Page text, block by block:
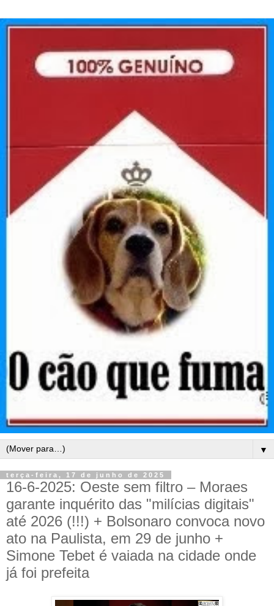
▼
terça-feira, 17 de junho de 2025
16-6-2025: Oeste sem filtro – Moraes
garante inquérito das "milícias digitais"
até 2026 (!!!) + Bolsonaro convoca novo
ato na Paulista, em 29 de junho +
Simone Tebet é vaiada na cidade onde
já foi prefeita